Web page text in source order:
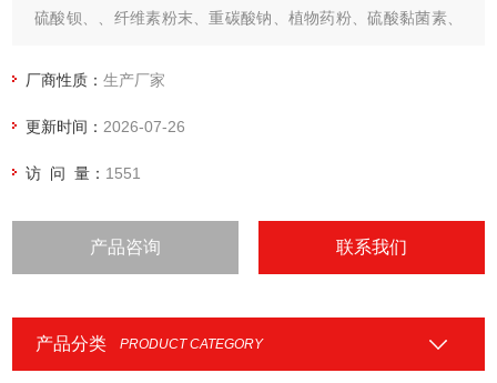
硫酸钡、、纤维素粉末、重碳酸钠、植物药粉、硫酸黏菌素、
食品：调味料、烘焙剂、干酪粉、可可粉、结晶糖、咖喱
茶叶、口香糖原料粉……
厂商性质：生产厂家
更新时间： 2026-07-26
访 问 量： 1551
产品咨询 联系我们
产品分类 PRODUCT CATEGORY